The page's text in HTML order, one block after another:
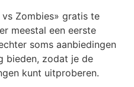
Zombies» gratis te
meestal een eerste
soms aanbiedingen
bieden, zodat je de
kunt uitproberen.